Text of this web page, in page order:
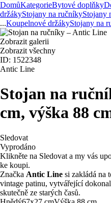
DomůKategorieBytové doplňky
držákyStojany na ručníkyStojany
...Koupelnové držákyStojany na
Zobrazit galerii
Zobrazit všechny
ID: 1522348
Antic Line
Stojan na
cm, výška 88
Sledovat
Vyprodáno
Klikněte na Sledovat a my vás
ke koupi.
Značka Antic Line si zakládá na
vintage patinu, vytvářející
skutečně ze starých časů.